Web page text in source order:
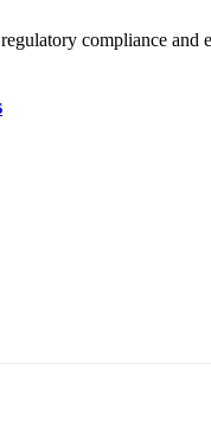
compliance